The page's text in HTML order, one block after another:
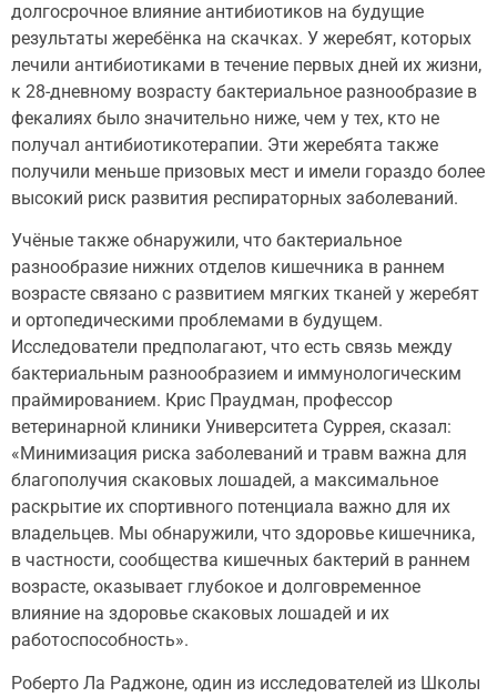
долгосрочное влияние антибиотиков на будущие
результаты жеребёнка на скачках. У жеребят, которых
лечили антибиотиками в течение первых дней их жизни,
к 28-дневному возрасту бактериальное разнообразие в
фекалиях было значительно ниже, чем у тех, кто не
получал антибиотикотерапии. Эти жеребята также
получили меньше призовых мест и имели гораздо более
высокий риск развития респираторных заболеваний.
Учёные также обнаружили, что бактериальное
разнообразие нижних отделов кишечника в раннем
возрасте связано с развитием мягких тканей у жеребят
и ортопедическими проблемами в будущем.
Исследователи предполагают, что есть связь между
бактериальным разнообразием и иммунологическим
праймированием. Крис Праудман, профессор
ветеринарной клиники Университета Суррея, сказал:
«Минимизация риска заболеваний и травм важна для
благополучия скаковых лошадей, а максимальное
раскрытие их спортивного потенциала важно для их
владельцев. Мы обнаружили, что здоровье кишечника,
в частности, сообщества кишечных бактерий в раннем
возрасте, оказывает глубокое и долговременное
влияние на здоровье скаковых лошадей и их
работоспособность».
Роберто Ла Раджоне, один из исследователей из Школы